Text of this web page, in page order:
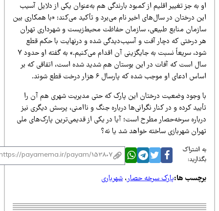
به جز تغییر اقلیم از کمبود بارندگی هم به‌عنوان یکی از دلایل آسیب
درختان در سال‌های اخیر نام می‌برد و تأکید می‌کند: «با همکاری بین
منابع طبیعی، سازمان حفاظت محیط‌زیست و شهرداری تهران
درختی که دچار آفت و آسیب‌دیدگی شده و درنهایت با حکم قطع
شود، سریعاً نسبت به جایگزینی آن اقدام می‌کنیم.» به گفته او حدود ۷
است که آفات در این بوستان هم شدید شده است، اتفاقی که بر
ادعای او موجب شده که پارسال ۶ هزار درخت قطع شوند.
وجود وضعیت درختان این پارک که حتی مدیریت شهری هم آن را
کرده و در کنار نگرانی‌ها درباره جنگ و ناامنی، پرسش دیگری نیز
سرخه‌حصار مطرح است؛ آیا در یکی از قدیمی‌ترین پارک‌های ملی
شهربازی ساخته خواهد شد یا نه؟
اشتراک
ها:پارک سرخه حصار،شهرباری